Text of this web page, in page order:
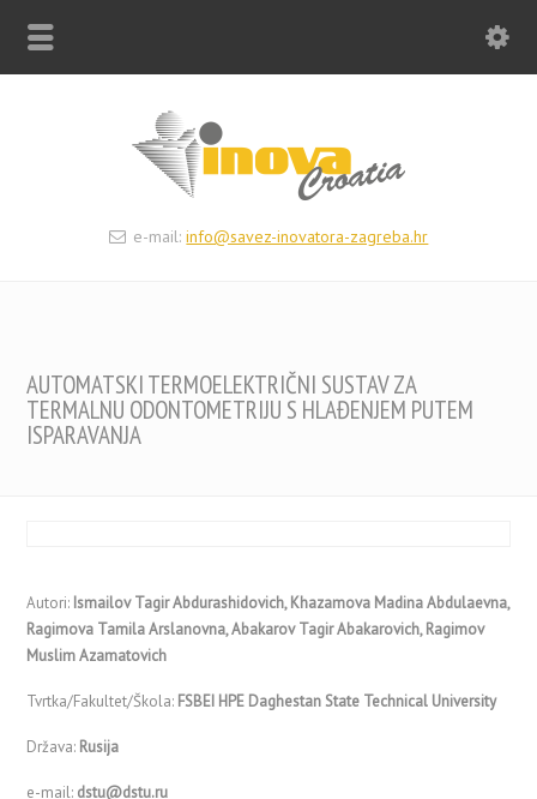
e-mail:info@savez-inovatora-zagreba.hr
AUTOMATSKI TERMOELEKTRIČNI SUSTAV ZA
TERMALNU ODONTOMETRIJU S HLAĐENJEM PUTEM
ISPARAVANJA
Autori: Ismailov Tagir Abdurashidovich, Khazamova Madina Abdulaevna,
Ragimova Tamila Arslanovna, Abakarov Tagir Abakarovich, Ragimov
Muslim Azamatovich
Tvrtka/Fakultet/Škola: FSBEI HPE Daghestan State Technical University
Država: Rusija
e-mail: dstu@dstu.ru